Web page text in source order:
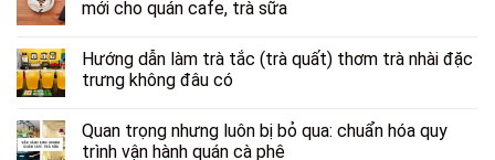
mới cho quán cafe, trà sữa
Hướng dẫn làm trà tắc (trà quất) thơm trà nhài đặc
trưng không đâu có
Quan trọng nhưng luôn bị bỏ qua: chuẩn hóa quy
trình vận hành quán cà phê